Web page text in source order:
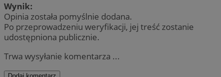
Wynik:
Opinia została pomyślnie dodana.
Po przeprowadzeniu weryfikacji, jej treść zostanie
udostępniona publicznie.
Trwa wysyłanie komentarza ...